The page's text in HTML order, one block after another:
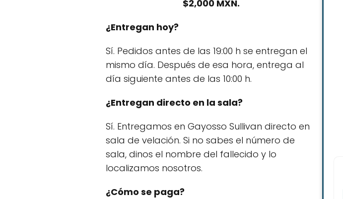
$2,000 MXN.
¿Entregan hoy?
Sí. Pedidos antes de las 19:00 h se entregan el
mismo día. Después de esa hora, entrega al
día siguiente antes de las 10:00 h.
¿Entregan directo en la sala?
Sí. Entregamos en Gayosso Sullivan directo en
sala de velación. Si no sabes el número de
sala, dinos el nombre del fallecido y lo
localizamos nosotros.
¿Cómo se paga?